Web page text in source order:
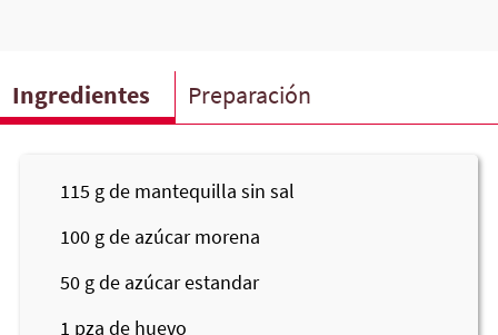
Ingredientes Preparación
115 g de mantequilla sin sal
100 g de azúcar morena
50 g de azúcar estandar
1 pza de huevo